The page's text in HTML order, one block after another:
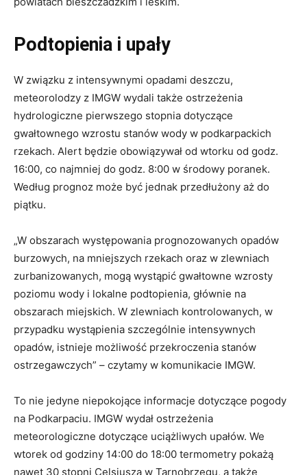
Podtopienia i upały
W związku z intensywnymi opadami deszczu,
meteorolodzy z IMGW wydali także ostrzeżenia
hydrologiczne pierwszego stopnia dotyczące
gwałtownego wzrostu stanów wody w podkarpackich
rzekach. Alert będzie obowiązywał od wtorku od godz.
16:00, co najmniej do godz. 8:00 w środowy poranek.
Według prognoz może być jednak przedłużony aż do
piątku.
„W obszarach występowania prognozowanych opadów
burzowych, na mniejszych rzekach oraz w zlewniach
zurbanizowanych, mogą wystąpić gwałtowne wzrosty
poziomu wody i lokalne podtopienia, głównie na
obszarach miejskich. W zlewniach kontrolowanych, w
przypadku wystąpienia szczególnie intensywnych
opadów, istnieje możliwość przekroczenia stanów
ostrzegawczych” – czytamy w komunikacie IMGW.
To nie jedyne niepokojące informacje dotyczące pogody
na Podkarpaciu. IMGW wydał ostrzeżenia
meteorologiczne dotyczące uciążliwych upałów. We
wtorek od godziny 14:00 do 18:00 termometry pokażą
nawet 30 stopni Celsjusza w Tarnobrzegu, a także